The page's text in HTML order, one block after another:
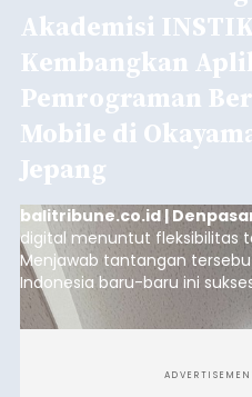
Akademisi
Kembangkan
Pemrograman
Mobile di
Jepang
balitribune.co.id |
digital menuntut fleksibilitas
Menjawab tantangan
Indonesia baru-baru ini
program Pengabdian
skala internasional di